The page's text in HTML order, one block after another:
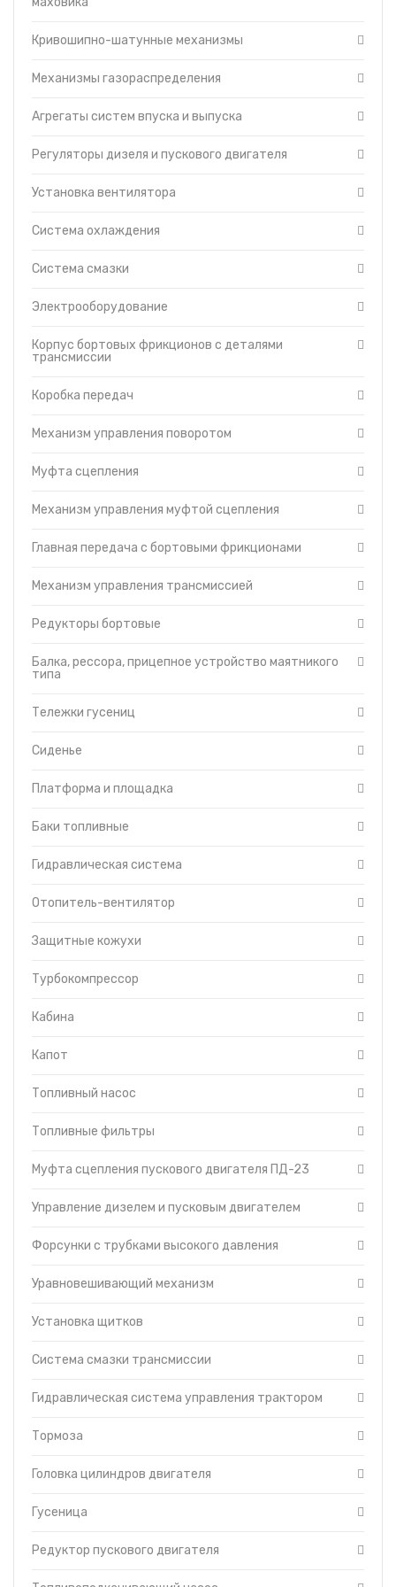
Запчасти ДЗ-98
Утеплители капота
Доставка
Система охлаждения
Электрооборудование
деталями трансмиссии
Механизм управления поворотом
Механизм управления муфтой
Главная передача с бортовыми
Механизм управления трансмиссией
Балка, рессора, прицепное
Тележки гусениц
Платформа и площадка
Гидравлическая система
Защитные кожухи
Турбокомпрессор
Капот
Топливные фильтры
Муфта сцепления пускового
двигателя ПД-23
двигателем
Головка цилиндров двигателя
Система смазки трансмиссии
Уравновешивающий механизм
Форсунки с трубками высокого
Топливоподкачивающий насос
Кривошипно-шатунные механизмы
Механизмы газораспределения
Агрегаты систем впуска и выпуска
Регуляторы дизеля и пускового двигателя
Установка вентилятора
Система охлаждения
Система смазки
Электрооборудование
Корпус бортовых фрикционов с деталями
трансмиссии
Коробка передач
Механизм управления поворотом
Муфта сцепления
Механизм управления муфтой сцепления
Главная передача с бортовыми фрикционами
Механизм управления трансмиссией
Редукторы бортовые
Балка, рессора, прицепное устройство маятникого
типа
Тележки гусениц
Сиденье
Платформа и площадка
Баки топливные
Гидравлическая система
Отопитель-вентилятор
Защитные кожухи
Турбокомпрессор
Кабина
Капот
Топливный насос
Топливные фильтры
Муфта сцепления пускового двигателя ПД-23
Управление дизелем и пусковым двигателем
Форсунки с трубками высокого давления
Уравновешивающий механизм
Установка щитков
Система смазки трансмиссии
Гидравлическая система управления трактором
Тормоза
Головка цилиндров двигателя
Гусеница
Редуктор пускового двигателя